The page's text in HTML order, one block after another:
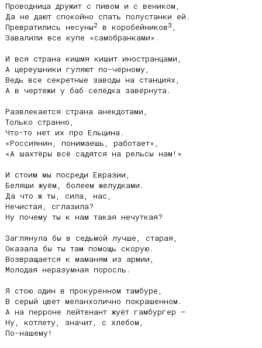
Проводница дружит с пивом и с веником,
Да не дают спокойно спать полустанки ей.
Превратились несуны2 в коробейников3 ,
Завалили все купе «самобранками».
И вся страна кишмя кишит иностранцами,
А цереушники гуляют по-чёрному,
Ведь все секретные заводы на станциях,
А в чертежи у баб селёдка завёрнута.
Развлекается страна анекдотами,
Только странно,
Что-то нет их про Ельцина.
«Россиянин, понимаешь, работает»,
«А шахтёры всё садятся на рельсы нам!»
И стоим мы посреди Евразии,
Беляши жуём, болеем желудками.
Да что ж ты, сила, нас,
Нечистая, сглазила?
Ну почему ты к нам такая нечуткая?
Заглянула бы в седьмой лучше, старая,
Оказала бы ты там помощь скорую.
Возвращается к маманям из армии,
Молодая неразумная поросль.
Я стою один в прокуренном тамбуре,
В серый цвет меланхолично покрашенном.
А на перроне лейтенант жуёт гамбургер –
Ну, котлету, значит, с хлебом,
По-нашему!